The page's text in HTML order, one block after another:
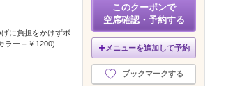
に負担をかけずボ
ラー＋￥1200)
このクーポンで
空席確認・予約する
メニューを追加して予約
ブックマークする